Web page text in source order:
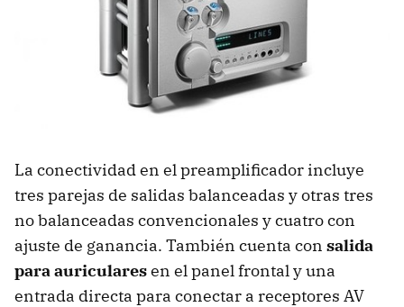
La conectividad en el preamplificador incluye
tres parejas de salidas balanceadas y otras tres
no balanceadas convencionales y cuatro con
ajuste de ganancia. También cuenta con salida
para auricularesen el panel frontal y una
entrada directa para conectar a receptores AV